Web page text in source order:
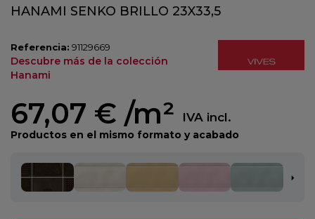
HANAMI SENKO BRILLO 23X33,5
Referencia: 91129669
Descubre más de la colección
Hanami
67,07 € /m² IVA incl.
Productos en el mismo formato y acabado